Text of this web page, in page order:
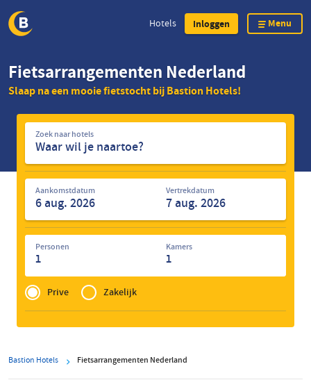
naar
inhoud
Hotels Inloggen Menu
Fietsarrangementen Nederland
Slaap na een mooie fietstocht bij Bastion Hotels!
Zoek
naar
hotels
Zoek naar hotels
Aankomstdatum Vertrekdatum
Personen
1
Kamers
1
Privé
of
Zakelijk
Prive Zakelijk
Bastion Hotels Fietsarrangementen Nederland